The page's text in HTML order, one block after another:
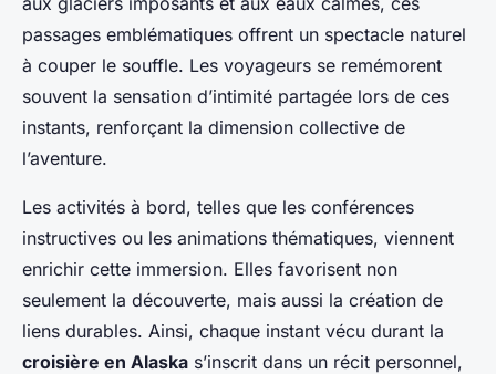
passages emblématiques offrent un spectacle naturel
à couper le souffle. Les voyageurs se remémorent
souvent la sensation d’intimité partagée lors de ces
instants, renforçant la dimension collective de
l’aventure.
Les activités à bord, telles que les conférences
instructives ou les animations thématiques, viennent
enrichir cette immersion. Elles favorisent non
seulement la découverte, mais aussi la création de
liens durables. Ainsi, chaque instant vécu durant la
croisière en Alaska s’inscrit dans un récit personnel,